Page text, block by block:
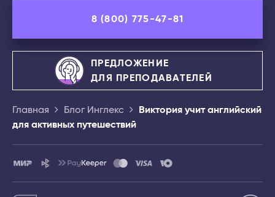
8 (800) 775-47-81
ПРЕДЛОЖЕНИЕ
ДЛЯ ПРЕПОДАВАТЕЛЕЙ
Главная Блог Инглекс
Виктория учит английский
для активных путешествий